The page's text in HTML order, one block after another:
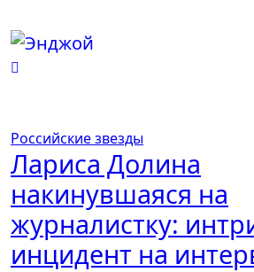
содержимому
Российские звезды
Лариса Долина
накинувшаяся на
журналистку:
инцидент на